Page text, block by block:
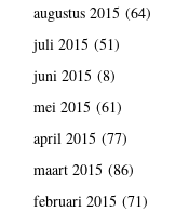
augustus 2015 (64)
juli 2015 (51)
juni 2015 (8)
mei 2015 (61)
april 2015 (77)
maart 2015 (86)
februari 2015 (71)